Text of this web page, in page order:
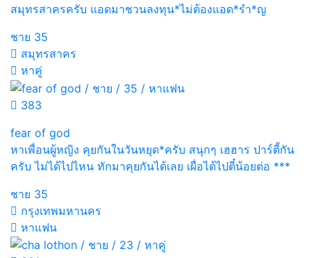
สมุทรสาครครับ แอดมาชวนลงทุน*ไม่ต้องแอด*รำ*ญ
ชาย 35
สมุทรสาคร
หาคู่
383
fear of god
หาเพื่อนผู้หญิง คุยกันในวันหยุด*ครับ สนุกๆ เฮฮาร ปาร์ตี้กัน
ครับ ไม่ได้ไปไหน ทักมาคุยกันได้เลย เผื่อได้ไปตี๋น้อยต่อ ***
ชาย 35
กรุงเทพมหานคร
หาแฟน